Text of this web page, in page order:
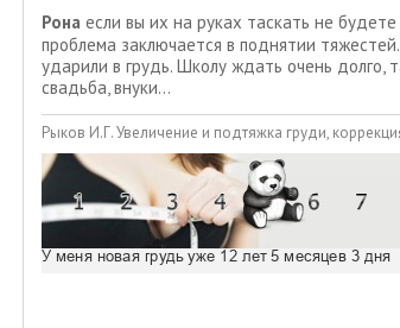
Рона если вы их на руках таскать не
проблема заключается в поднятии
ударили в грудь. Школу ждать очень
свадьба, внуки...
Рыков И.Г. Увеличение и подтяжка груди,